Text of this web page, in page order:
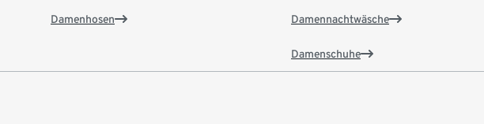
Damenhosen Damennachtwäsche
Damenschuhe